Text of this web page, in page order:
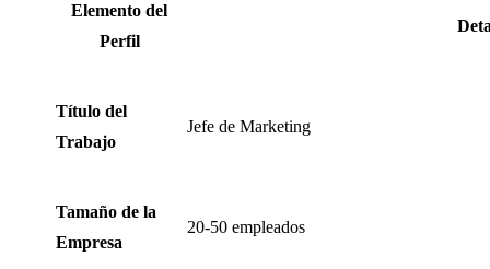
Elemento del
Perfil
Título del
Trabajo
Jefe de Marketing
Tamaño de la
Empresa
20-50 empleados